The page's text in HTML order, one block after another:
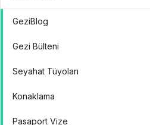
GeziBlog
Gezi Bülteni
Seyahat Tüyoları
Konaklama
Pasaport Vize